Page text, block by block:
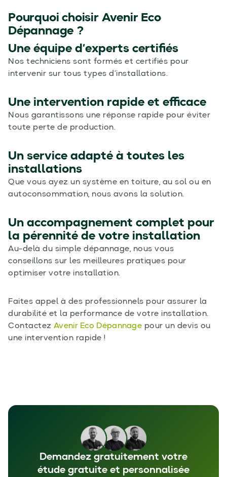
Pourquoi choisir Avenir Eco
Dépannage ?
Une équipe d’experts certifiés
Nos techniciens sont formés et certifiés pour
intervenir sur tous types d’installations.
Une intervention rapide et efficace
Nous garantissons une réponse rapide pour éviter
toute perte de production.
Un service adapté à toutes les
installations
Que vous ayez un système en toiture, au sol ou en
autoconsommation, nous avons la solution.
Un accompagnement complet pour
la pérennité de votre installation
Au-delà du simple dépannage, nous vous
conseillons sur les meilleures pratiques pour
optimiser votre installation.
Faites appel à des professionnels pour assurer la
durabilité et la performance de votre installation.
Contactez Avenir Eco Dépannage pour un devis ou
une intervention rapide !
Demandez gratuitement votre
étude gratuite et personnalisée